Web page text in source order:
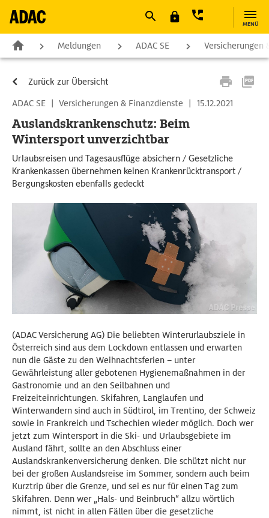
MENÜ
Meldungen ADAC SE Versicherungen
Zurück zur Übersicht
ADAC SE | Versicherungen & Finanzdienste | 15.12.2021
Auslandskrankenschutz: Beim
Wintersport unverzichtbar
Urlaubsreisen und Tagesausflüge absichern / Gesetzliche
Krankenkassen übernehmen keinen Krankenrücktransport /
Bergungskosten ebenfalls gedeckt
(ADAC Versicherung AG) Die beliebten Winterurlaubsziele in
Österreich sind aus dem Lockdown entlassen und erwarten
nun die Gäste zu den Weihnachtsferien – unter
Gewährleistung aller gebotenen Hygienemaßnahmen in der
Gastronomie und an den Seilbahnen und
Freizeiteinrichtungen. Skifahren, Langlaufen und
Winterwandern sind auch in Südtirol, im Trentino, der Schweiz
sowie in Frankreich und Tschechien wieder möglich. Doch wer
jetzt zum Wintersport in die Ski- und Urlaubsgebiete im
Ausland fährt, sollte an den Abschluss einer
Auslandskrankenversicherung denken. Die schützt nicht nur
bei der großen Auslandsreise im Sommer, sondern auch beim
Kurztrip über die Grenze, und sei es nur für einen Tag zum
Skifahren. Denn wer „Hals- und Beinbruch“ allzu wörtlich
nimmt, ist nicht in allen Fällen über die gesetzliche